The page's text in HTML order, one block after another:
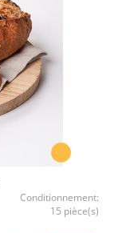
Conditionnement:
15 pièce(s)